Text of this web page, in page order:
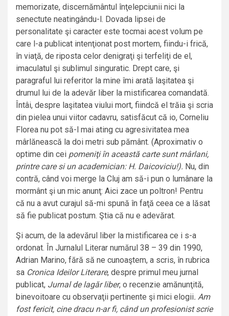
memorizate, discernământul înţelepciunii nici la
senectute neatingându-l. Dovada lipsei de
personalitate şi caracter este tocmai acest volum pe
care l-a publicat intenţionat post mortem, fiindu-i frică,
în viaţă, de riposta celor denigraţi şi terfeliţi de el,
imaculatul şi sublimul singuratic. Drept care, şi
paragraful lui referitor la mine îmi arată laşitatea şi
drumul lui de la adevăr liber la mistificarea comandată.
Întâi, despre laşitatea viului mort, fiindcă el trăia şi scria
din pielea unui viitor cadavru, satisfăcut că io, Corneliu
Florea nu pot să-l mai ating cu agresivitatea mea
mârlănească la doi metri sub pământ. (Aproximativ o
optime din cei pomeniţi în această carte sunt mârlani,
printre care si un academician: H. Daicoviciu!). Nu, din
contră, când voi merge la Cluj am să-i pun o lumânare la
mormânt şi un mic anunţ: Aici zace un poltron! Pentru
că nu a avut curajul să-mi spună în faţă ceea ce a lăsat
să fie publicat postum. Ştia că nu e adevărat.
Şi acum, de la adevărul liber la mistificarea ce i s-a
ordonat. În Jurnalul Literar numărul 38 – 39 din 1990,
Adrian Marino, fără să ne cunoaştem, a scris, în rubrica
sa Cronica Ideilor Literare, despre primul meu jurnal
publicat, Jurnal de lagăr liber, o recenzie amănunţită,
binevoitoare cu observaţii pertinente şi mici elogii. Am
fost fericit, cine dracu n-ar fi, când un profesionist scrie